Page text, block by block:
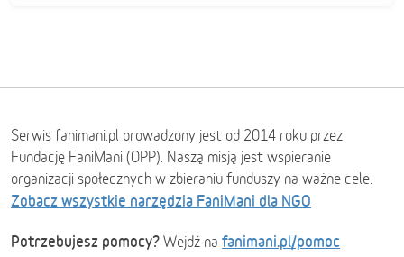
Serwis fanimani.pl prowadzony jest od 2014 roku przez
Fundację FaniMani (OPP). Naszą misją jest wspieranie
organizacji społecznych w zbieraniu funduszy na ważne cele.
Zobacz wszystkie narzędzia FaniMani dla NGO
Potrzebujesz pomocy? Wejdź na fanimani.pl/pomoc